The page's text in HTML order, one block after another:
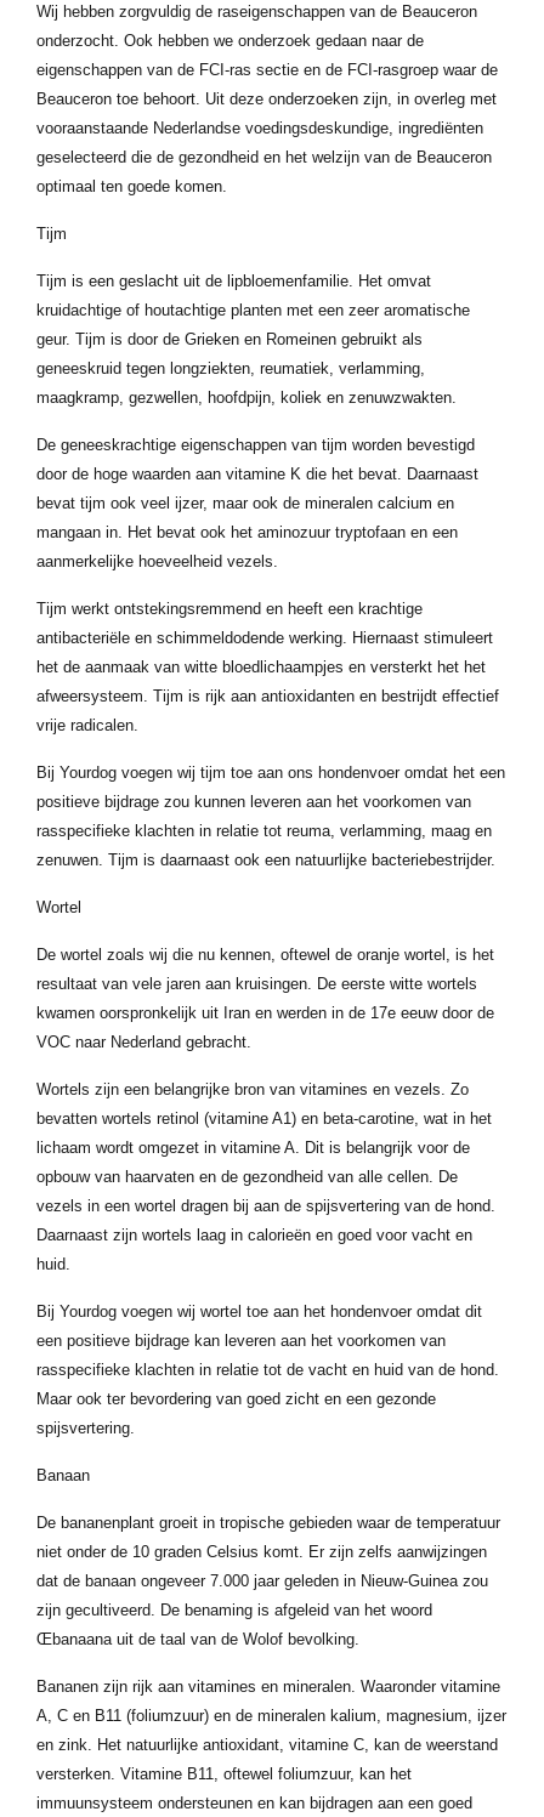
Wij hebben zorgvuldig de raseigenschappen van de Beauceron
onderzocht. Ook hebben we onderzoek gedaan naar de
eigenschappen van de FCI-ras sectie en de FCI-rasgroep waar de
Beauceron toe behoort. Uit deze onderzoeken zijn, in overleg met
vooraanstaande Nederlandse voedingsdeskundige, ingrediënten
geselecteerd die de gezondheid en het welzijn van de Beauceron
optimaal ten goede komen.
Tijm
Tijm is een geslacht uit de lipbloemenfamilie. Het omvat
kruidachtige of houtachtige planten met een zeer aromatische
geur. Tijm is door de Grieken en Romeinen gebruikt als
geneeskruid tegen longziekten, reumatiek, verlamming,
maagkramp, gezwellen, hoofdpijn, koliek en zenuwzwakten.
De geneeskrachtige eigenschappen van tijm worden bevestigd
door de hoge waarden aan vitamine K die het bevat. Daarnaast
bevat tijm ook veel ijzer, maar ook de mineralen calcium en
mangaan in. Het bevat ook het aminozuur tryptofaan en een
aanmerkelijke hoeveelheid vezels.
Tijm werkt ontstekingsremmend en heeft een krachtige
antibacteriële en schimmeldodende werking. Hiernaast stimuleert
het de aanmaak van witte bloedlichaampjes en versterkt het het
afweersysteem. Tijm is rijk aan antioxidanten en bestrijdt effectief
vrije radicalen.
Bij Yourdog voegen wij tijm toe aan ons hondenvoer omdat het een
positieve bijdrage zou kunnen leveren aan het voorkomen van
rasspecifieke klachten in relatie tot reuma, verlamming, maag en
zenuwen. Tijm is daarnaast ook een natuurlijke bacteriebestrijder.
Wortel
De wortel zoals wij die nu kennen, oftewel de oranje wortel, is het
resultaat van vele jaren aan kruisingen. De eerste witte wortels
kwamen oorspronkelijk uit Iran en werden in de 17e eeuw door de
VOC naar Nederland gebracht.
Wortels zijn een belangrijke bron van vitamines en vezels. Zo
bevatten wortels retinol (vitamine A1) en beta-carotine, wat in het
lichaam wordt omgezet in vitamine A. Dit is belangrijk voor de
opbouw van haarvaten en de gezondheid van alle cellen. De
vezels in een wortel dragen bij aan de spijsvertering van de hond.
Daarnaast zijn wortels laag in calorieën en goed voor vacht en
huid.
Bij Yourdog voegen wij wortel toe aan het hondenvoer omdat dit
een positieve bijdrage kan leveren aan het voorkomen van
rasspecifieke klachten in relatie tot de vacht en huid van de hond.
Maar ook ter bevordering van goed zicht en een gezonde
spijsvertering.
Banaan
De bananenplant groeit in tropische gebieden waar de temperatuur
niet onder de 10 graden Celsius komt. Er zijn zelfs aanwijzingen
dat de banaan ongeveer 7.000 jaar geleden in Nieuw-Guinea zou
zijn gecultiveerd. De benaming is afgeleid van het woord
Œbanaana uit de taal van de Wolof bevolking.
Bananen zijn rijk aan vitamines en mineralen. Waaronder vitamine
A, C en B11 (foliumzuur) en de mineralen kalium, magnesium, ijzer
en zink. Het natuurlijke antioxidant, vitamine C, kan de weerstand
versterken. Vitamine B11, oftewel foliumzuur, kan het
immuunsysteem ondersteunen en kan bijdragen aan een goed